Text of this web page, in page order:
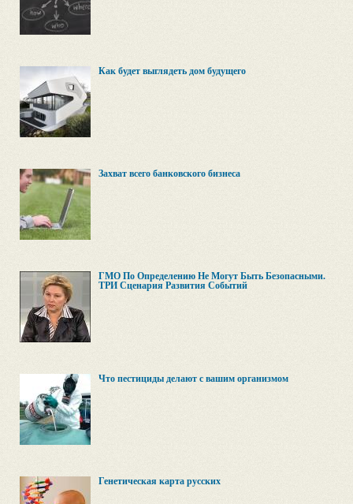
Как будет выглядеть дом будущего
Захват всего банковского бизнеса
ГМО По Определению Не Могут Быть Безопасными.
ТРИ Сценария Развития Событий
Что пестициды делают с вашим организмом
Генетическая карта русских